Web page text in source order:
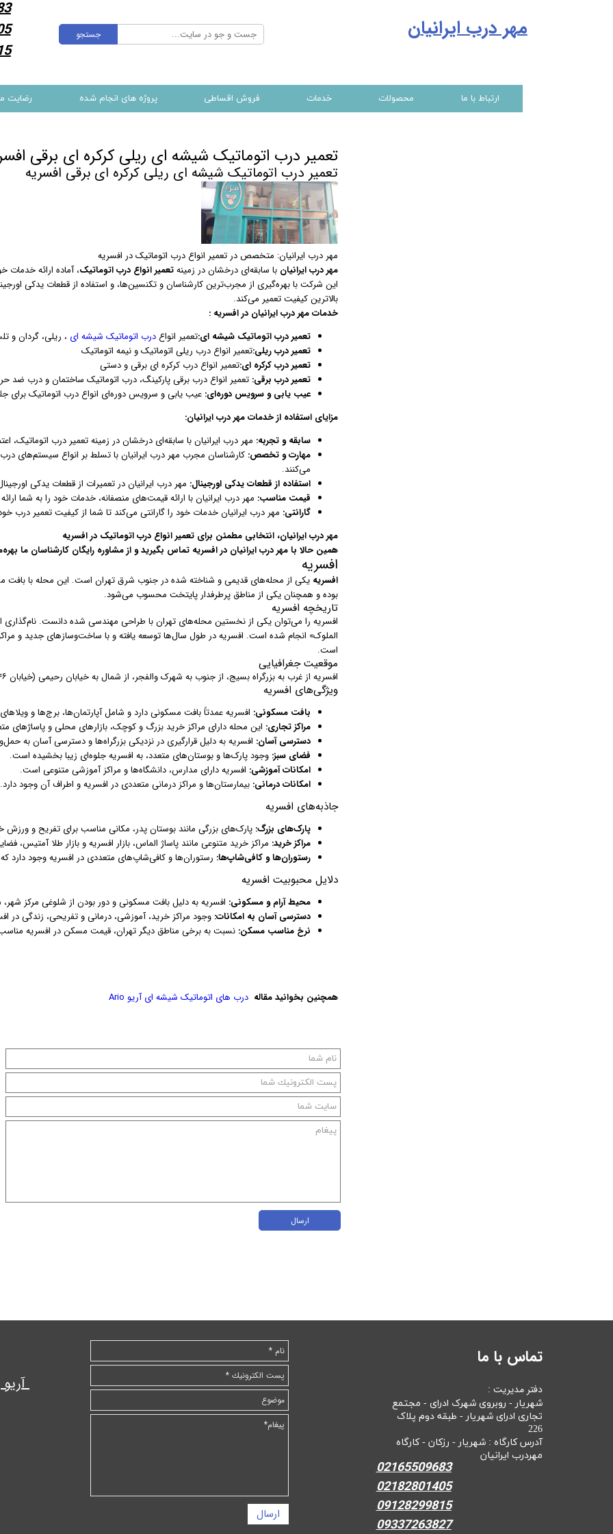
ارتباط با ما محصولات خدمات فروش اقساطی پروژه های انجام شده رضایت
جستجو مهر درب ایرانیان
تعمیر درب اتوماتیک شیشه ای ریلی کرکره ای برقی
تعمیر درب اتوماتیک شیشه ای ریلی کرکره ای برقی افسریه
مهر درب ایرانیان: متخصص در تعمیر انواع درب اتوماتیک در افسریه
مهر درب ایرانیان با سابقه‌ای درخشان در زمینهتعمیر انواع درب اتوماتیک، آماده ارائه خدمات
این شرکت با بهره‌گیری از مجرب‌ترین کارشناسان و تکنسین‌ها، و استفاده از قطعات یدکی
بالاترین کیفیت تعمیر می‌کند.
خدمات مهر درب ایرانیان در افسریه :
تعمیر درب اتوماتیک شیشه ای:تعمیر انواعدرب اتوماتیک شیشه ای ، ریلی، گردان و
تعمیر درب ریلی:تعمیر انواع درب ریلی اتوماتیک و نیمه اتوماتیک
تعمیر درب کرکره ای:تعمیر انواع درب کرکره ای برقی و دستی
تعمیر درب برقی: تعمیر انواع درب برقی پارکینگ، درب اتوماتیک ساختمان و درب ضد
عیب یابی و سرویس دوره‌ای: عیب یابی و سرویس دوره‌ای انواع درب اتوماتیک برای
مزایای استفاده از خدمات مهر درب ایرانیان:
سابقه و تجربه: مهر درب ایرانیان با سابقه‌ای درخشان در زمینه تعمیر درب اتوماتیک،
مهارت و تخصص: کارشناسان مجرب مهر درب ایرانیان با تسلط بر انواع
می‌کنند.
استفاده از قطعات یدکی اورجینال: مهر درب ایرانیان در تعمیرات از قطعات یدکی
قیمت مناسب: مهر درب ایرانیان با ارائه قیمت‌های منصفانه، خدمات خود را به شما
گارانتی: مهر درب ایرانیان خدمات خود را گارانتی می‌کند تا شما از کیفیت تعمیر درب
مهر درب ایرانیان، انتخابی مطمئن برای تعمیر انواع درب اتوماتیک در افسریه
همین حالا با مهر درب ایرانیان در افسریه تماس بگیرید و از مشاوره رایگان کارشناسان ما
افسریه
افسریه یکی از محله‌های قدیمی و شناخته شده در جنوب شرق تهران است. این محله با بافت
بوده و همچنان یکی از مناطق پرطرفدار پایتخت محسوب می‌شود.
تاریخچه افسریه
افسریه را می‌توان یکی از نخستین محله‌های تهران با طراحی مهندسی شده دانست. نام‌گذاری
الملوک» انجام شده است. افسریه در طول سال‌ها توسعه یافته و با ساخت‌وسازهای جدید و
است.
موقعیت جغرافیایی
افسریه از غرب به بزرگراه بسیج، از جنوب به شهرک والفجر، از شمال به خیابان رحیمی (خیابان ۴۶) و از شرق به قصر فیروزه و کوه منتهی می‌شود.
ویژگی‌های افسریه
بافت مسکونی: افسریه عمدتاً بافت مسکونی دارد و شامل آپارتمان‌ها، برج‌ها و
مراکز تجاری: این محله دارای مراکز خرید بزرگ و کوچک، بازارهای محلی و پاساژهای
دسترسی آسان: افسریه به دلیل قرارگیری در نزدیکی بزرگراه‌ها و دسترسی آسان به
فضای سبز: وجود پارک‌ها و بوستان‌های متعدد، به افسریه جلوه‌ای زیبا بخشیده است.
امکانات آموزشی: افسریه دارای مدارس، دانشگاه‌ها و مراکز آموزشی متنوعی است.
امکانات درمانی: بیمارستان‌ها و مراکز درمانی متعددی در افسریه و اطراف آن وجود دارد.
جاذبه‌های افسریه
پارک‌های بزرگ: پارک‌های بزرگی مانند بوستان پدر، مکانی مناسب برای تفریح و ورزش
مراکز خرید: مراکز خرید متنوعی مانند پاساژ الماس، بازار افسریه و بازار طلا
رستوران‌ها و کافی‌شاپ‌ها: رستوران‌ها و کافی‌شاپ‌های متعددی در افسریه وجود دارد
دلایل محبوبیت افسریه
محیط آرام و مسکونی: افسریه به دلیل بافت مسکونی و دور بودن از شلوغی مرکز
دسترسی آسان به امکانات: وجود مراکز خرید، آموزشی، درمانی و تفریحی، زندگی در
نرخ مناسب مسکن: نسبت به برخی مناطق دیگر تهران، قیمت مسکن در افسریه
همچنین بخوانید مقاله درب های اتوماتیک شیشه ای آریو Ario
ارسال
ارسال
تماس با ما
دفتر مدیریت :
شهریار - روبروی شهرک ادرای - مجتمع
تجاری ادرای شهریار - طبقه دوم پلاک
226
آدرس کارگاه : شهریار - رزکان - کارگاه
مهردرب ایرانیان
02165509683
02182801405
09128299815
09337263827
آریو